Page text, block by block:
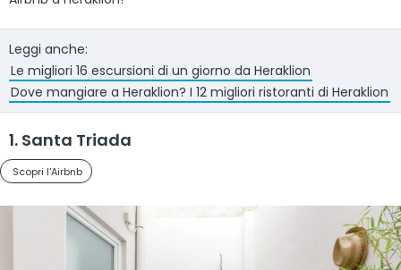
Leggi anche:
Le migliori 16 escursioni di un giorno da Heraklion
Dove mangiare a Heraklion? I 12 migliori ristoranti di Heraklion
1. Santa Triada
Scopri l'Airbnb